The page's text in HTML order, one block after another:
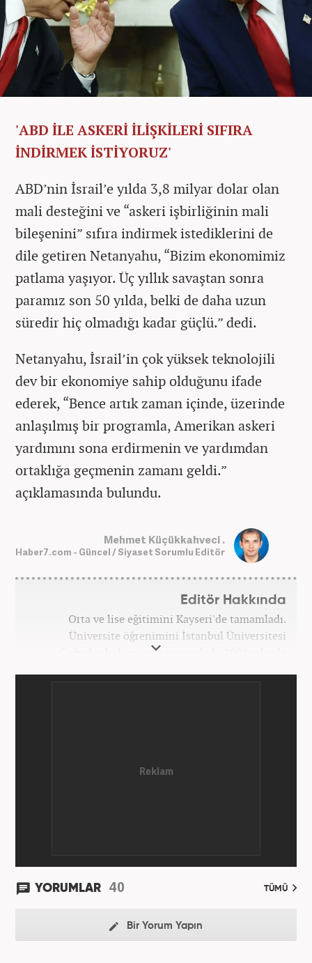
'ABD İLE ASKERİ İLİŞKİLERİ SIFIRA
İNDİRMEK İSTİYORUZ'
ABD’nin İsrail’e yılda 3,8 milyar dolar olan
mali desteğini ve “askeri işbirliğinin mali
bileşenini” sıfıra indirmek istediklerini de
dile getiren Netanyahu, “Bizim ekonomimiz
patlama yaşıyor. Üç yıllık savaştan sonra
paramız son 50 yılda, belki de daha uzun
süredir hiç olmadığı kadar güçlü.” dedi.
Netanyahu, İsrail’in çok yüksek teknolojili
dev bir ekonomiye sahip olduğunu ifade
ederek, “Bence artık zaman içinde, üzerinde
anlaşılmış bir programla, Amerikan askeri
yardımını sona erdirmenin ve yardımdan
ortaklığa geçmenin zamanı geldi.”
açıklamasında bulundu.
Mehmet Küçükkahveci .
Haber7.com - Güncel / Siyaset Sorumlu Editör
Editör Hakkında
Orta ve lise eğitimini Kayseri'de tamamladı.
Üniversite öğrenimini İstanbul Üniversitesi
Coğrafya bölümünde tamamladı. 2008 yılında
YORUMLAR 40 TÜMÜ
Bir Yorum Yapın